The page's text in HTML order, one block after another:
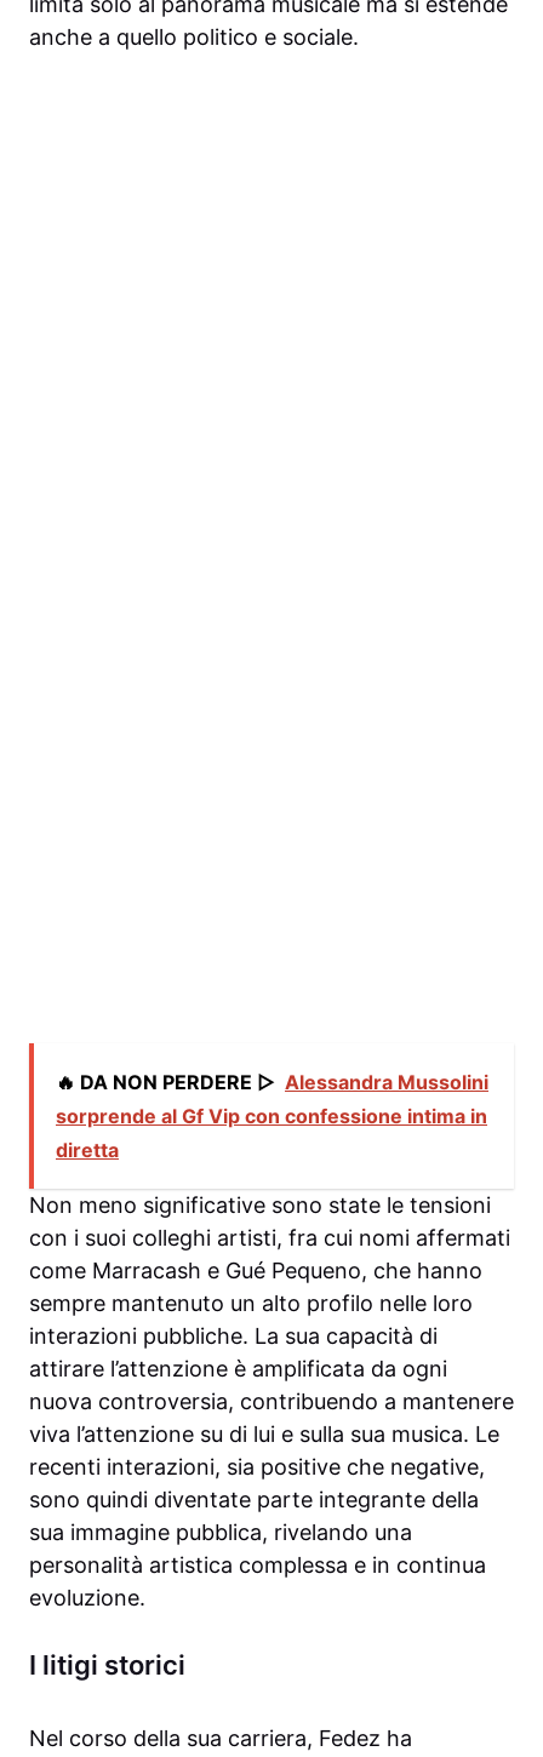
anche a quello politico e sociale.
🔥 DA NON PERDERE ▷ Alessandra Mussolini
sorprende al Gf Vip con confessione intima in
diretta
Non meno significative sono state le tensioni
con i suoi colleghi artisti, fra cui nomi affermati
come Marracash e Gué Pequeno, che hanno
sempre mantenuto un alto profilo nelle loro
interazioni pubbliche. La sua capacità di
attirare l’attenzione è amplificata da ogni
nuova controversia, contribuendo a mantenere
viva l’attenzione su di lui e sulla sua musica. Le
recenti interazioni, sia positive che negative,
sono quindi diventate parte integrante della
sua immagine pubblica, rivelando una
personalità artistica complessa e in continua
evoluzione.
I litigi storici
Nel corso della sua carriera, Fedez ha